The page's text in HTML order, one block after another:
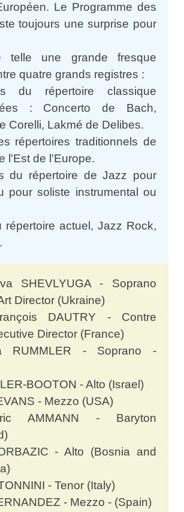
Le Programme des
toujours une surprise pour
telle une grande fresque
quatre grands registres :
du répertoire classique
: Concerto de Bach,
Corelli, Lakmé de Delibes.
répertoires traditionnels de
l'Est de l'Europe.
du répertoire de Jazz pour
pour soliste instrumental ou
répertoire actuel, Jazz Rock,
SHEVLYUGA - Soprano
Director (Ukraine)
DAUTRY - Contre
Director (France)
RUMMLER - Soprano -
BOOTON - Alto (Israel)
- Mezzo (USA)
AMMANN - Baryton
- Alto (Bosnia and
- Tenor (Italy)
- Mezzo - (Spain)